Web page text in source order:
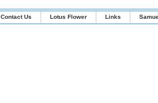
Contact Us Lotus Flower Links